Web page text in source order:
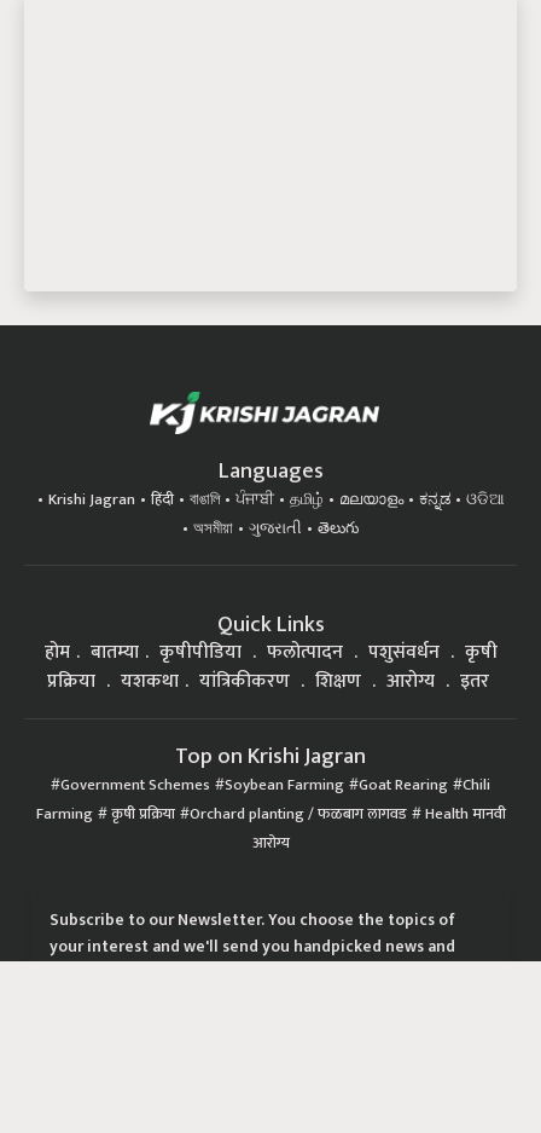
Languages
Krishi Jagran हिंदी বাঙালি ਪੰਜਾਬੀ தமிழ் മലയാളം ಕನ್ನಡ
ଓଡିଆ
অসমীয়া
ગુજરાતી తెలుగు
Quick Links
होम बातम्या कृषीपीडिया फलोत्पादन पशुसंवर्धन
कृषी
प्रक्रिया
यशकथा यांत्रिकीकरण शिक्षण आरोग्य इतर
Top on Krishi Jagran
Government Schemes Soybean Farming Goat Rearing Chili
Farming कृषी प्रक्रिया Orchard planting / फळबाग लागवड Health मानवी
आरोग्य
Subscribe to our Newsletter. You choose the topics of
your interest and we'll send you handpicked news and